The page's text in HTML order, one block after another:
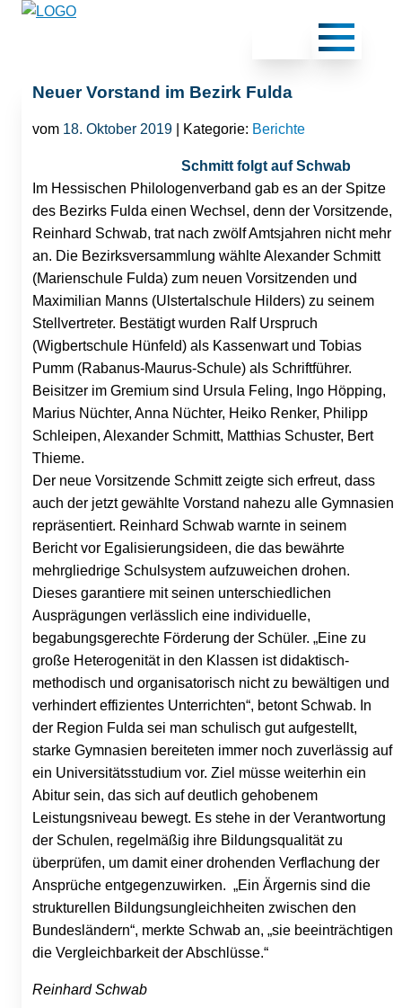
Neuer Vorstand im Bezirk Fulda
vom 18. Oktober 2019 | Kategorie: Berichte
Schmitt folgt auf Schwab
Im Hessischen Philologenverband gab es an der Spitze
des Bezirks Fulda einen Wechsel, denn der Vorsitzende,
Reinhard Schwab, trat nach zwölf Amtsjahren nicht mehr
an. Die Bezirksversammlung wählte Alexander Schmitt
(Marienschule Fulda) zum neuen Vorsitzenden und
Maximilian Manns (Ulstertalschule Hilders) zu seinem
Stellvertreter. Bestätigt wurden Ralf Urspruch
(Wigbertschule Hünfeld) als Kassenwart und Tobias
Pumm (Rabanus-Maurus-Schule) als Schriftführer.
Beisitzer im Gremium sind Ursula Feling, Ingo Höpping,
Marius Nüchter, Anna Nüchter, Heiko Renker, Philipp
Schleipen, Alexander Schmitt, Matthias Schuster, Bert
Thieme.
Der neue Vorsitzende Schmitt zeigte sich erfreut, dass
auch der jetzt gewählte Vorstand nahezu alle Gymnasien
repräsentiert. Reinhard Schwab warnte in seinem
Bericht vor Egalisierungsideen, die das bewährte
mehrgliedrige Schulsystem aufzuweichen drohen.
Dieses garantiere mit seinen unterschiedlichen
Ausprägungen verlässlich eine individuelle,
begabungsgerechte Förderung der Schüler. „Eine zu
große Heterogenität in den Klassen ist didaktisch-
methodisch und organisatorisch nicht zu bewältigen und
verhindert effizientes Unterrichten“, betont Schwab. In
der Region Fulda sei man schulisch gut aufgestellt,
starke Gymnasien bereiteten immer noch zuverlässig auf
ein Universitätsstudium vor. Ziel müsse weiterhin ein
Abitur sein, das sich auf deutlich gehobenem
Leistungsniveau bewegt. Es stehe in der Verantwortung
der Schulen, regelmäßig ihre Bildungsqualität zu
überprüfen, um damit einer drohenden Verflachung der
Ansprüche entgegenzuwirken. „Ein Ärgernis sind die
strukturellen Bildungsungleichheiten zwischen den
Bundesländern“, merkte Schwab an, „sie beeinträchtigen
die Vergleichbarkeit der Abschlüsse.“
Reinhard Schwab